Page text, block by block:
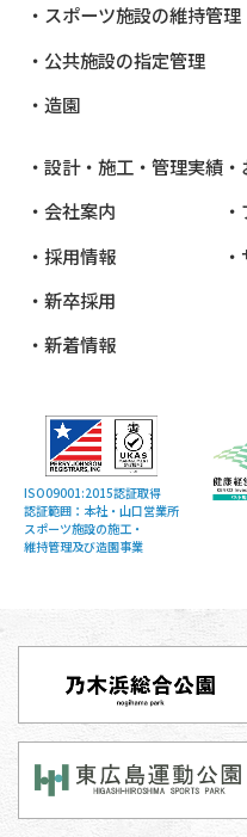
スポーツ施設の維持管理
公共施設の指定管理
造園
設計・施工・管理実績
会社案内
採用情報
新卒採用
新着情報
ISO09001:2015認証取得
認証範囲：本社・山口営業所
スポーツ施設の施工・
維持管理及び造園事業